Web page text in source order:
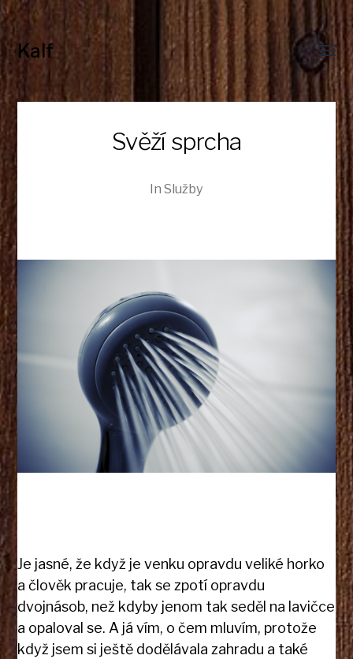
Kalf
menu
Svěží sprcha
In Služby
Je jasné, že když je venku opravdu veliké horko
a člověk pracuje, tak se zpotí opravdu
dvojnásob, než kdyby jenom tak seděl na lavičce
a opaloval se. A já vím, o čem mluvím, protože
když jsem si ještě dodělávala zahradu a také